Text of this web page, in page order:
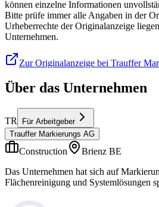
können einzelne Informationen
Bitte prüfe immer alle Angaben in der
Urheberrechte der Originalanzeige
Unternehmen.
Zur Originalanzeige bei Trauffer
Über das Unternehmen
TR
Für Arbeitgeber
Trauffer Markierungs AG
Construction
Brienz BE
Das Unternehmen hat sich auf
Flächenreinigung und Systemlösungen